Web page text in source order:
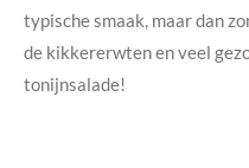
typische smaak, maar dan
de kikkererwten en veel
tonijnsalade!